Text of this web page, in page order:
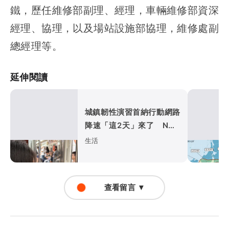
鐵，歷任維修部副理、經理，車輛維修部資深
經理、協理，以及場站設施部協理，維修處副
總經理等。
延伸閱讀
城鎮韌性演習首納行動網路
降速「這2天」來了 NCC
提醒先完成「3件事」
生活
查看留言 ▼